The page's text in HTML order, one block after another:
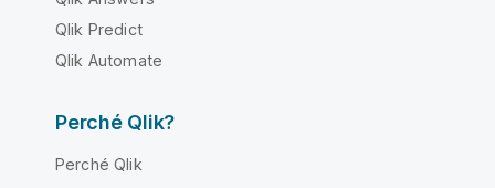
Qlik Predict
Qlik Automate
Perché Qlik?
Perché Qlik